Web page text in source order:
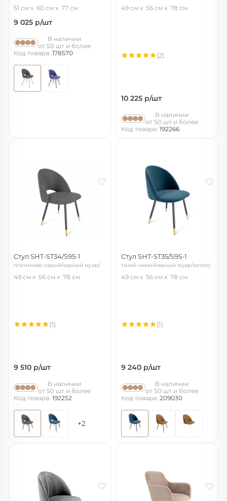
51 см 60 см 77 см
9 025 р/шт
В наличии
от 50 шт и более
Код товара: 178570
золото
49 см 56 см 78 см
10 225 р/шт
(2)
В наличии
от 50 шт и более
Код товара: 192266
Стул SHT-ST34/S95-1
платиново-серый/черный муар/
золото
49 см 56 см 78 см
9 510 р/шт
(1)
В наличии
от 50 шт и более
Код товара: 192252
+2
Стул SHT-ST35/S95-1
тихий океан/черный муар/золото
49 см 56 см 78 см
9 240 р/шт
(1)
В наличии
от 50 шт и более
Код товара: 209030